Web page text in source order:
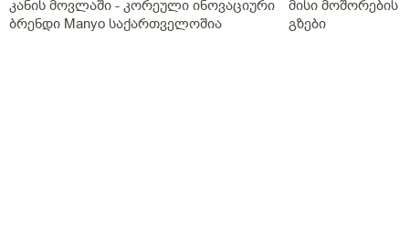
კანის მოვლაში - კორეული ინოვაციური
ბრენდი Manyo საქართველოშია
მისი მოშორების
გზები